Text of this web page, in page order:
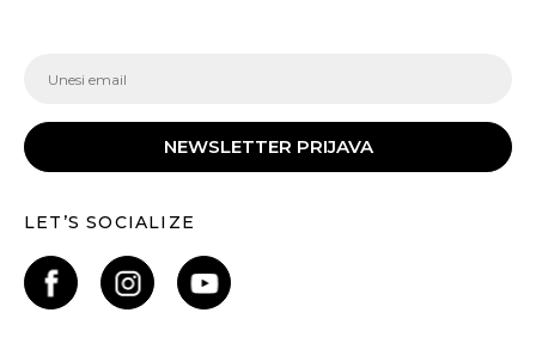
NEWSLETTER PRIJAVA
LET’S SOCIALIZE